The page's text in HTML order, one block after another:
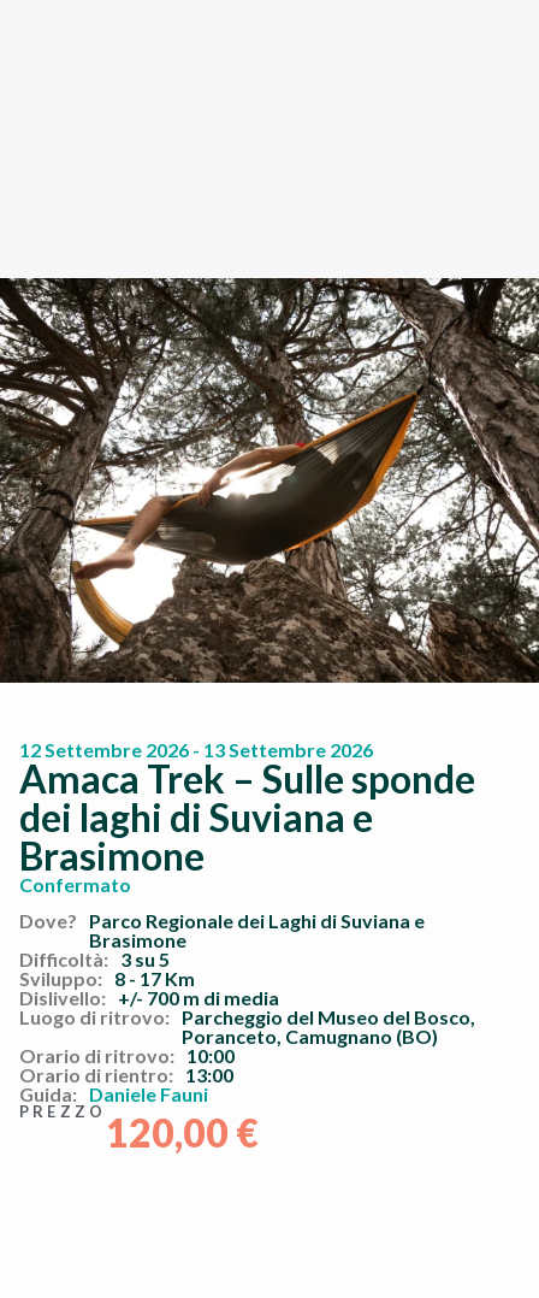
12 Settembre 2026 - 13 Settembre 2026
Amaca Trek – Sulle sponde
dei laghi di Suviana e
Brasimone
Confermato
Dove?
Parco Regionale dei Laghi di Suviana e
Brasimone
Difficoltà: 3 su 5
Sviluppo: 8 - 17 Km
Dislivello: +/- 700 m di media
Luogo di ritrovo: Parcheggio del Museo del Bosco,
Poranceto, Camugnano (BO)
Orario di ritrovo: 10:00
Orario di rientro: 13:00
Guida: Daniele Fauni
PREZZO 120,00 €